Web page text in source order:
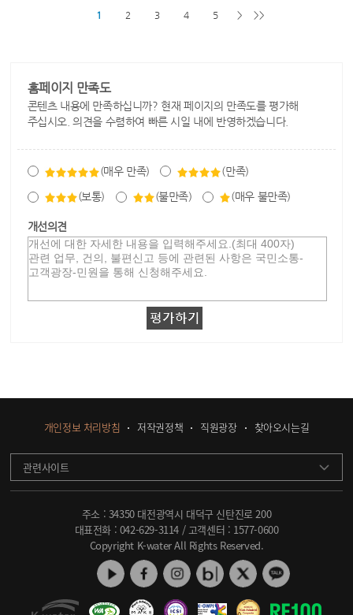
1 2 3 4 5 > >>
홈페이지 만족도
콘텐츠 내용에 만족하십니까? 현재 페이지의 만족도를 평가해
주십시오. 의견을 수렴하여 빠른 시일 내에 반영하겠습니다.
(매우 만족) (만족)
(보통) (불만족) (매우 불만족)
개선의견
개인정보 처리방침 저작권정책 직원광장 찾아오시는길
관련사이트
주소 : 34350 대전광역시 대덕구 신탄진로 200
대표전화 : 042-629-3114 / 고객센터 : 1577-0600
Copyright K-water All Rights Reserved.